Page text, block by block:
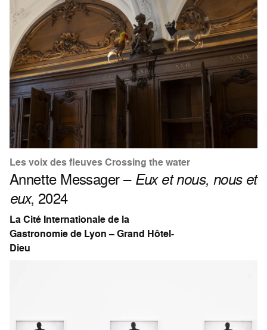
Les voix des fleuves Crossing the water
Annette Messager – Eux et nous, nous et
eux, 2024
La Cité Internationale de la
Gastronomie de Lyon – Grand Hôtel-
Dieu